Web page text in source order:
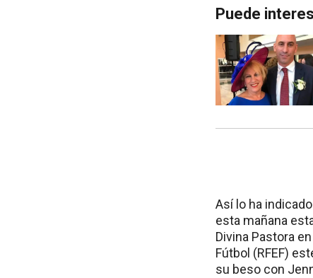
Puede
Así lo ha
esta mañana
Divina Pastora
Fútbol (RFEF)
su beso con